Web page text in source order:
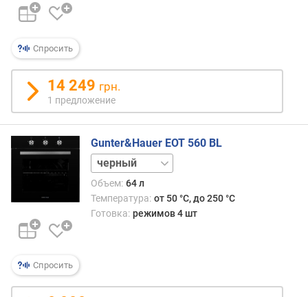
д
л
в
с
т
р
а
и
в
а
м
м
Спросить
14 249 грн.
1 предложение
Спросить
Gunter&Hauer EOT 560 BL
белый
Объем: 64 л
Температура: от 50 °C, до 250 °C
Готовка: режимов 4 шт